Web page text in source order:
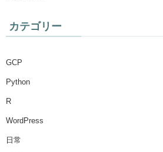
カテゴリー
GCP
Python
R
WordPress
日常